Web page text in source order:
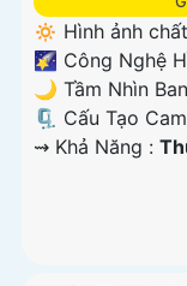
🔅 Hình ảnh
🌠 Công Nghệ
🌙 Tầm Nhìn
🗜️ Cấu Tạo
️⇝ Khả Năng :